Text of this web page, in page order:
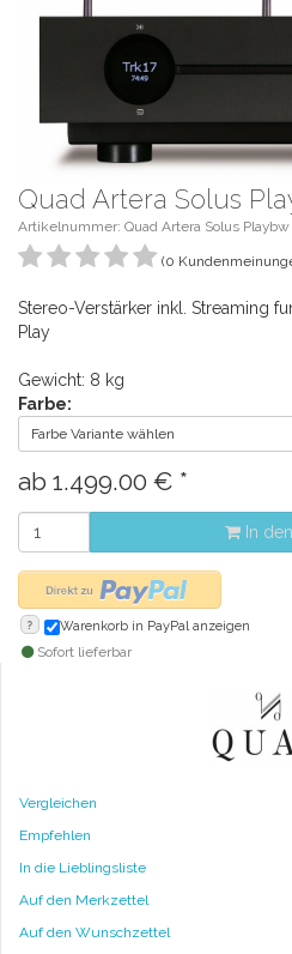
Quad Artera Solus
Artikelnummer: Quad Artera Solus Playbw
(0
Stereo-Verstärker inkl. Streaming
Play
Gewicht: 8 kg
Farbe:
Farbe Variante wählen
ab 1.499.00 € *
In
? Warenkorb in PayPal anzeigen
Sofort lieferbar
Vergleichen
Empfehlen
In die Lieblingsliste
Auf den Merkzettel
Auf den Wunschzettel